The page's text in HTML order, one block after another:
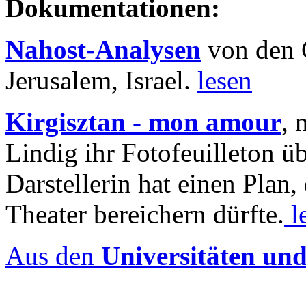
Dokumentationen:
Nahost-Analysen von den
Jerusalem, Israel. lesen
Kirgisztan - mon amour,
Lindig ihr Fotofeuilleton
Darstellerin hat einen Plan,
Theater bereichern dürfte.
Aus den Universitäten